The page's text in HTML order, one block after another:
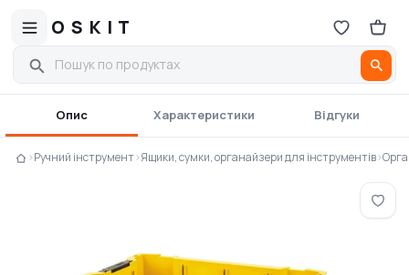
OSKIT
Опис Характеристики Відгуки
›Ручний інструмент›Ящики, сумки, органайзери для інструментів›